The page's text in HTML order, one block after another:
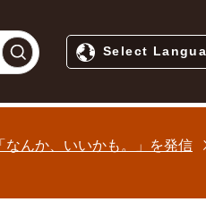
Select
なんか、いいかも。」を発信